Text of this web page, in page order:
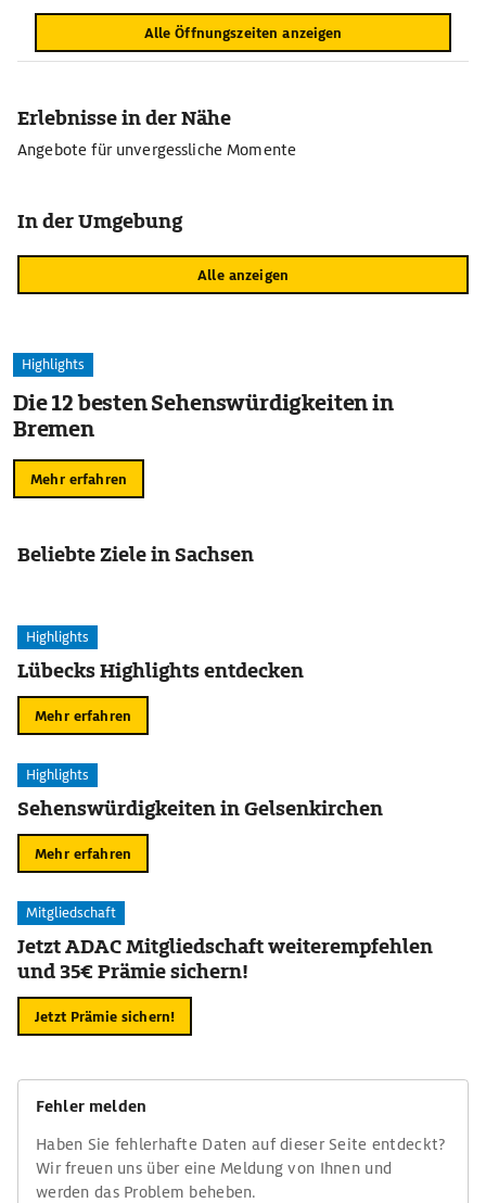
Alle Öffnungszeiten anzeigen
Erlebnisse in der Nähe
Angebote für unvergessliche Momente
In der Umgebung
Alle anzeigen
Highlights
Die 12 besten Sehenswürdigkeiten in
Bremen
Mehr erfahren
Beliebte Ziele in Sachsen
Highlights
Lübecks Highlights entdecken
Mehr erfahren
Highlights
Sehenswürdigkeiten in Gelsenkirchen
Mehr erfahren
Mitgliedschaft
Jetzt ADAC Mitgliedschaft weiterempfehlen
und 35€ Prämie sichern!
Jetzt Prämie sichern!
Fehler melden
Haben Sie fehlerhafte Daten auf dieser Seite entdeckt?
Wir freuen uns über eine Meldung von Ihnen und
werden das Problem beheben.